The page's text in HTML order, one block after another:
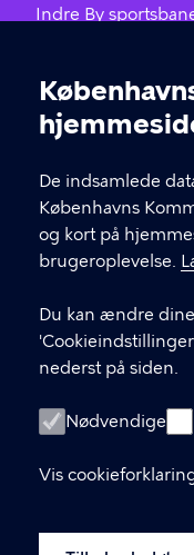
De indsamlede
Københavns
og kort på
brugeroplevelse.
Du kan ændre
nederst på siden.
Nødvendige
Vis
Indre By
KONTAKT
Charlotte
Kiby@kk.dk
LINKS
Følg os på
Følg os på
Tilmeld dig